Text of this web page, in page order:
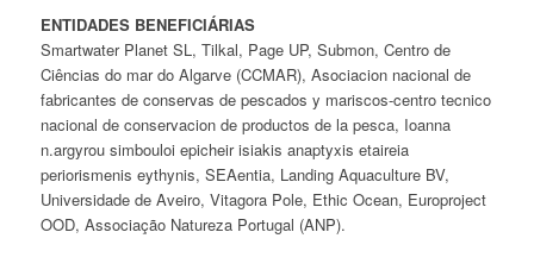
ENTIDADES BENEFICIÁRIAS
Smartwater Planet SL, Tilkal, Page UP, Submon, Centro de
Ciências do mar do Algarve (CCMAR), Asociacion nacional de
fabricantes de conservas de pescados y mariscos-centro tecnico
nacional de conservacion de productos de la pesca, Ioanna
n.argyrou simbouloi epicheir isiakis anaptyxis etaireia
periorismenis eythynis, SEAentia, Landing Aquaculture BV,
Universidade de Aveiro, Vitagora Pole, Ethic Ocean, Europroject
OOD, Associação Natureza Portugal (ANP).